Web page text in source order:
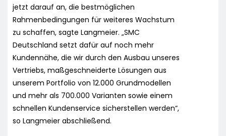
jetzt darauf an, die bestmöglichen
Rahmenbedingungen für weiteres Wachstum
zu schaffen, sagte Langmeier. „SMC
Deutschland setzt dafür auf noch mehr
Kundennähe, die wir durch den Ausbau unseres
Vertriebs, maßgeschneiderte Lösungen aus
unserem Portfolio von 12.000 Grundmodellen
und mehr als 700.000 Varianten sowie einem
schnellen Kundenservice sicherstellen werden“,
so Langmeier abschließend.